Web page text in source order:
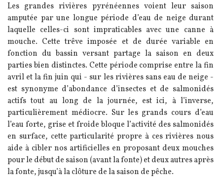
Les grandes rivières pyrénéennes voient leur saison
amputée par une longue période d’eau de neige durant
laquelle celles-ci sont impraticables avec une canne à
mouche. Cette trêve imposée et de durée variable en
fonction du bassin versant partage la saison en deux
parties bien distinctes. Cette période comprise entre la fin
avril et la fin juin qui - sur les rivières sans eau de neige -
est synonyme d’abondance d’insectes et de salmonidés
actifs tout au long de la journée, est ici, à l’inverse,
particulièrement médiocre. Sur les grands cours d’eau
l’eau forte, grise et froide bloque l’activité des salmonidés
en surface, cette particularité propre à ces rivières nous
aide à cibler nos artificielles en proposant deux mouches
pour le début de saison (avant la fonte) et deux autres après
la fonte, jusqu’à la clôture de la saison de pêche.